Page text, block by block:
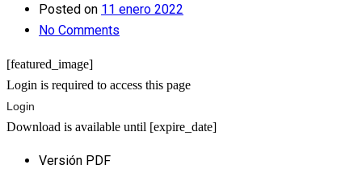
Posted on 11 enero 2022
No Comments
[featured_image]
Login is required to access this page
Login
Download is available until [expire_date]
Versión PDF